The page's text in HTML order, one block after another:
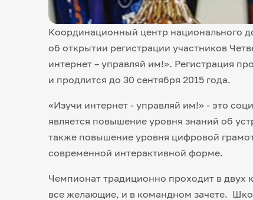
Координационный центр национального
об открытии регистрации участников
интернет – управляй им!». Регистрация
и продлится до 30 сентября 2015 года.
«Изучи интернет - управляй им!» - это
является повышение уровня знаний об
также повышение уровня цифровой
современной интерактивной форме.
Чемпионат традиционно проходит в двух
все желающие, и в командном зачете.